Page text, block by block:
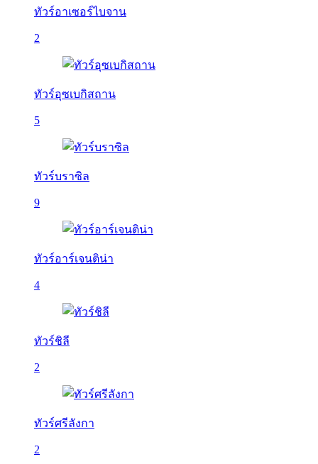
ทัวร์อาเซอร์ไบจาน
2
ทัวร์อุซเบกิสถาน
5
ทัวร์บราซิล
9
ทัวร์อาร์เจนติน่า
4
ทัวร์ชิลี
2
ทัวร์ศรีลังกา
2